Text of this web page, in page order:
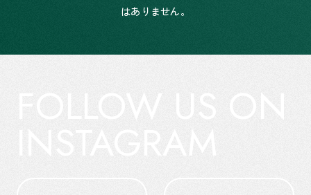
はありません。